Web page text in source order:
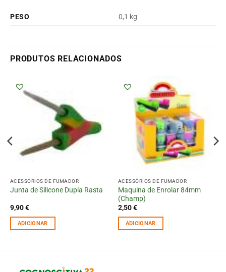
PESO 0,1 kg
PRODUTOS RELACIONADOS
ACESSÓRIOS DE FUMADOR
Junta de Silicone Dupla Rasta
9,90€
ADICIONAR
ACESSÓRIOS DE FUMADOR
Maquina de Enrolar 84mm
(Champ)
2,50€
ADICIONAR